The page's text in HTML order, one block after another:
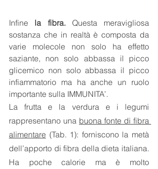
Infine la fibra. Questa meravigliosa
sostanza che in realtà è composta da
varie molecole non solo ha effetto
saziante, non solo abbassa il picco
glicemico non solo abbassa il picco
infiammatorio ma ha anche un ruolo
importante sulla IMMUNITA’.
La frutta e la verdura e i legumi
rappresentano una buona fonte di fibra
alimentare (Tab. 1): forniscono la metà
dell’apporto di fibra della dieta italiana.
Ha poche calorie ma è molto